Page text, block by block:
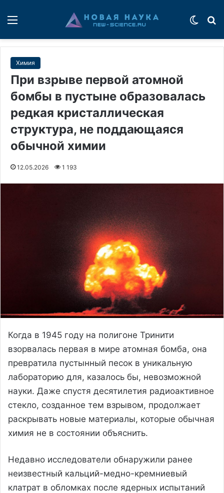
Химия
При взрыве первой атомной
бомбы в пустыне образовалась
редкая кристаллическая
структура, не поддающаяся
обычной химии
12.05.2026 1 193
Когда в 1945 году на полигоне Тринити
взорвалась первая в мире атомная бомба, она
превратила пустынный песок в уникальную
лабораторию для, казалось бы, невозможной
науки. Даже спустя десятилетия радиоактивное
стекло, созданное тем взрывом, продолжает
раскрывать новые материалы, которые обычная
химия не в состоянии объяснить.
Недавно исследователи обнаружили ранее
неизвестный кальций-медно-кремниевый
клатрат в обломках после ядерных испытаний